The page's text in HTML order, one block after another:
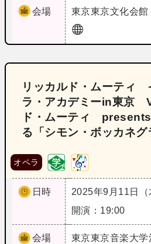
会場 東京東京文化会
リッカルド・ムーティ
ラ・アカデミーin東京
ド・ムーティ
る「シモン・ボッカネグ
オペラ
日時
2025年9月11日（
開演：19:00
会場 東京東京音楽大学